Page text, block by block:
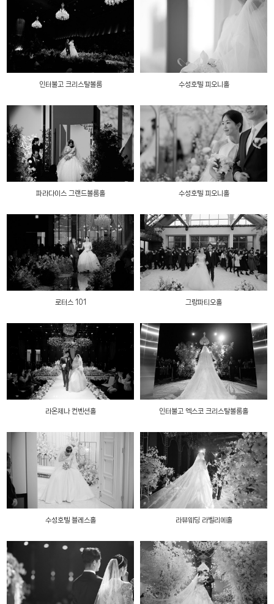
인터불고 크리스탈볼룸 수성호텔 피오니홀
파라다이스 그랜드볼룸홀 수성호텔 피오니홀
로터스 101 그랑파티오홀
라온제나 컨벤션홀 인터불고 엑스코 크리스탈볼룸홀
수성호텔 블레스홀 라뷰웨딩 라벨리에홀